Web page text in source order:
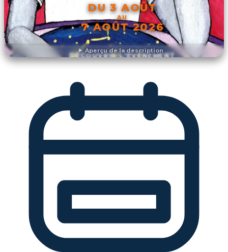
Aperçu de la description
DU 3 AOÛT
AU
7 AOÛT 2026
DÉCOUVRIR L'ÉVÉNEMENT